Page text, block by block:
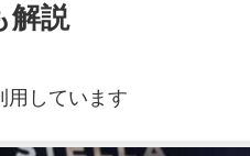
解説
用しています